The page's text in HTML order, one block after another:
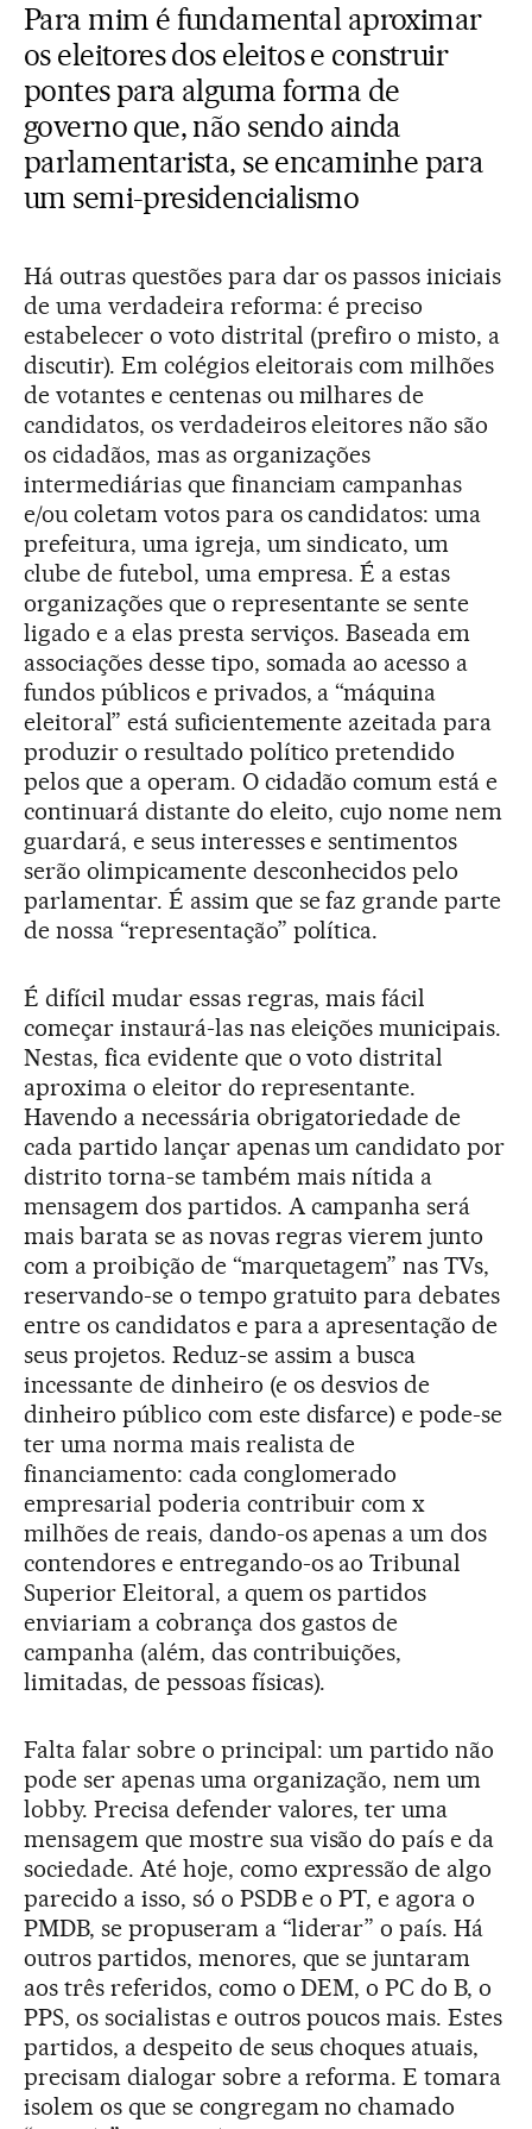
Para mim é fundamental aproximar
os eleitores dos eleitos e construir
pontes para alguma forma de
governo que, não sendo ainda
parlamentarista, se encaminhe para
um semi-presidencialismo
Há outras questões para dar os passos iniciais
de uma verdadeira reforma: é preciso
estabelecer o voto distrital (prefiro o misto, a
discutir). Em colégios eleitorais com milhões
de votantes e centenas ou milhares de
candidatos, os verdadeiros eleitores não são
os cidadãos, mas as organizações
intermediárias que financiam campanhas
e/ou coletam votos para os candidatos: uma
prefeitura, uma igreja, um sindicato, um
clube de futebol, uma empresa. É a estas
organizações que o representante se sente
ligado e a elas presta serviços. Baseada em
associações desse tipo, somada ao acesso a
fundos públicos e privados, a “máquina
eleitoral” está suficientemente azeitada para
produzir o resultado político pretendido
pelos que a operam. O cidadão comum está e
continuará distante do eleito, cujo nome nem
guardará, e seus interesses e sentimentos
serão olimpicamente desconhecidos pelo
parlamentar. É assim que se faz grande parte
de nossa “representação” política.
É difícil mudar essas regras, mais fácil
começar instaurá-las nas eleições municipais.
Nestas, fica evidente que o voto distrital
aproxima o eleitor do representante.
Havendo a necessária obrigatoriedade de
cada partido lançar apenas um candidato por
distrito torna-se também mais nítida a
mensagem dos partidos. A campanha será
mais barata se as novas regras vierem junto
com a proibição de “marquetagem” nas TVs,
reservando-se o tempo gratuito para debates
entre os candidatos e para a apresentação de
seus projetos. Reduz-se assim a busca
incessante de dinheiro (e os desvios de
dinheiro público com este disfarce) e pode-se
ter uma norma mais realista de
financiamento: cada conglomerado
empresarial poderia contribuir com x
milhões de reais, dando-os apenas a um dos
contendores e entregando-os ao Tribunal
Superior Eleitoral, a quem os partidos
enviariam a cobrança dos gastos de
campanha (além, das contribuições,
limitadas, de pessoas físicas).
Falta falar sobre o principal: um partido não
pode ser apenas uma organização, nem um
lobby. Precisa defender valores, ter uma
mensagem que mostre sua visão do país e da
sociedade. Até hoje, como expressão de algo
parecido a isso, só o PSDB e o PT, e agora o
PMDB, se propuseram a “liderar” o país. Há
outros partidos, menores, que se juntaram
aos três referidos, como o DEM, o PC do B, o
PPS, os socialistas e outros poucos mais. Estes
partidos, a despeito de seus choques atuais,
precisam dialogar sobre a reforma. E tomara
isolem os que se congregam no chamado